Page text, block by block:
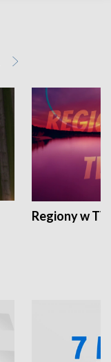
Regiony w